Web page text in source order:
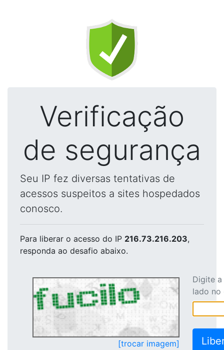
Verificação
de segurança
Seu IP fez diversas tentativas de
acessos suspeitos a sites hospedados
conosco.
Para liberar o acesso do IP 216.73.216.203,
responda ao desafio abaixo.
[trocar imagem]
Digite
lado no